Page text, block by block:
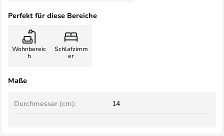
Perfekt für diese Bereiche
Wohnbereic
h
Schlafzimm
er
Maße
Durchmesser (cm): 14